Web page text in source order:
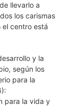
llevarlo a
los carismas
el centro está
y la
según los
para la
para la vida y